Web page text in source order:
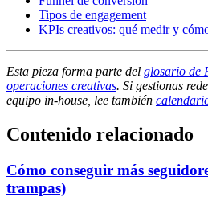
Tipos de engagement
KPIs creativos: qué medir y
Esta pieza forma parte del glosario de
operaciones creativas. Si gestionas
equipo in-house, lee también
Contenido relacionado
Cómo conseguir más
trampas)